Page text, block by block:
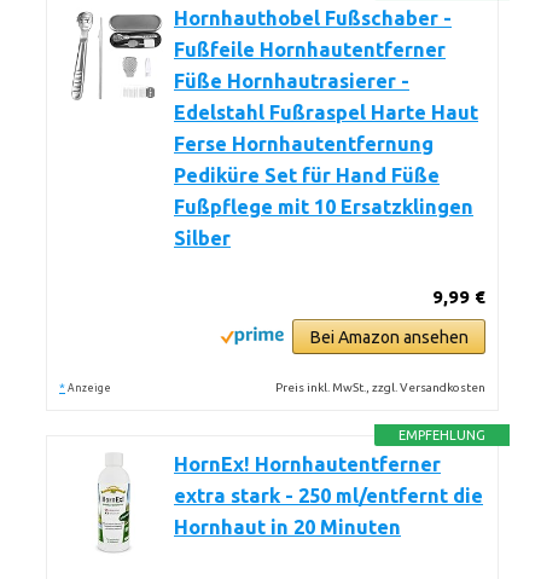
Hornhauthobel Fußschaber -
Fußfeile Hornhautentferner
Füße Hornhautrasierer -
Edelstahl Fußraspel Harte Haut
Ferse Hornhautentfernung
Pediküre Set für Hand Füße
Fußpflege mit 10 Ersatzklingen
Silber
9,99 €
Bei Amazon ansehen
* Anzeige Preis inkl. MwSt., zzgl. Versandkosten
EMPFEHLUNG
HornEx! Hornhautentferner
extra stark - 250 ml/entfernt die
Hornhaut in 20 Minuten